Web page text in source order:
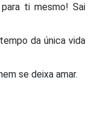
ti mesmo! Sai
da única vida
se deixa amar.